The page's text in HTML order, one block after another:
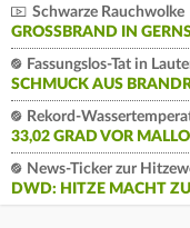
Schwarze Rauchwolke
GROSSBRAND IN
Fassungslos-Tat in
SCHMUCK AUS
Rekord-
33,02 GRAD VOR
News-Ticker zur
DWD: HITZE MACHT